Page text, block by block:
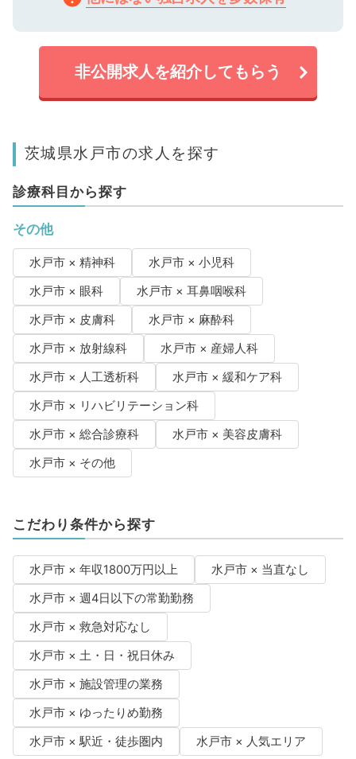
非公開求人を紹介してもらう
茨城県水戸市の求人を探す
診療科目から探す
その他
水戸市 × 精神科
水戸市 × 小児科
水戸市 × 眼科
水戸市 × 耳鼻咽喉科
水戸市 × 皮膚科
水戸市 × 麻酔科
水戸市 × 放射線科
水戸市 × 産婦人科
水戸市 × 人工透析科
水戸市 × 緩和ケア科
水戸市 × リハビリテーション科
水戸市 × 総合診療科
水戸市 × 美容皮膚科
水戸市 × その他
こだわり条件から探す
水戸市 × 年収1800万円以上
水戸市 × 当直なし
水戸市 × 週4日以下の常勤勤務
水戸市 × 救急対応なし
水戸市 × 土・日・祝日休み
水戸市 × 施設管理の業務
水戸市 × ゆったりめ勤務
水戸市 × 駅近・徒歩圏内
水戸市 × 人気エリア